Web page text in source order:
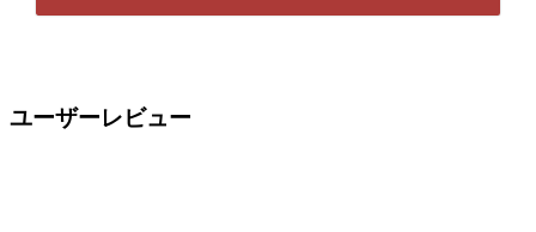
ユーザーレビュー